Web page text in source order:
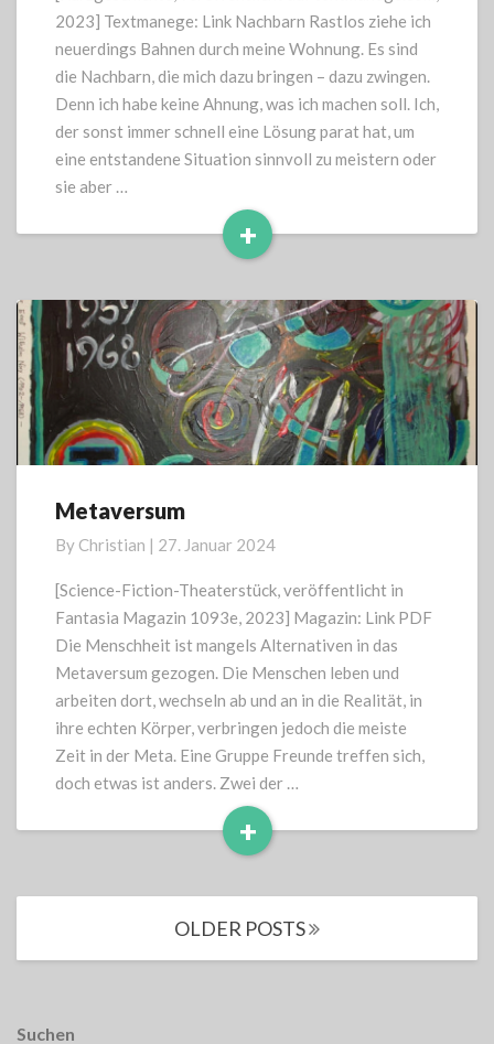
2023] Textmanege: Link Nachbarn Rastlos ziehe ich
neuerdings Bahnen durch meine Wohnung. Es sind
die Nachbarn, die mich dazu bringen – dazu zwingen.
Denn ich habe keine Ahnung, was ich machen soll. Ich,
der sonst immer schnell eine Lösung parat hat, um
eine entstandene Situation sinnvoll zu meistern oder
sie aber …
+
Read
Metaversum
Metaversum
By Christian | 27. Januar 2024
[Science-Fiction-Theaterstück, veröffentlicht in
Fantasia Magazin 1093e, 2023] Magazin: Link PDF
Die Menschheit ist mangels Alternativen in das
Metaversum gezogen. Die Menschen leben und
arbeiten dort, wechseln ab und an in die Realität, in
ihre echten Körper, verbringen jedoch die meiste
Zeit in der Meta. Eine Gruppe Freunde treffen sich,
doch etwas ist anders. Zwei der …
+
Read
OLDER POSTS
Suchen